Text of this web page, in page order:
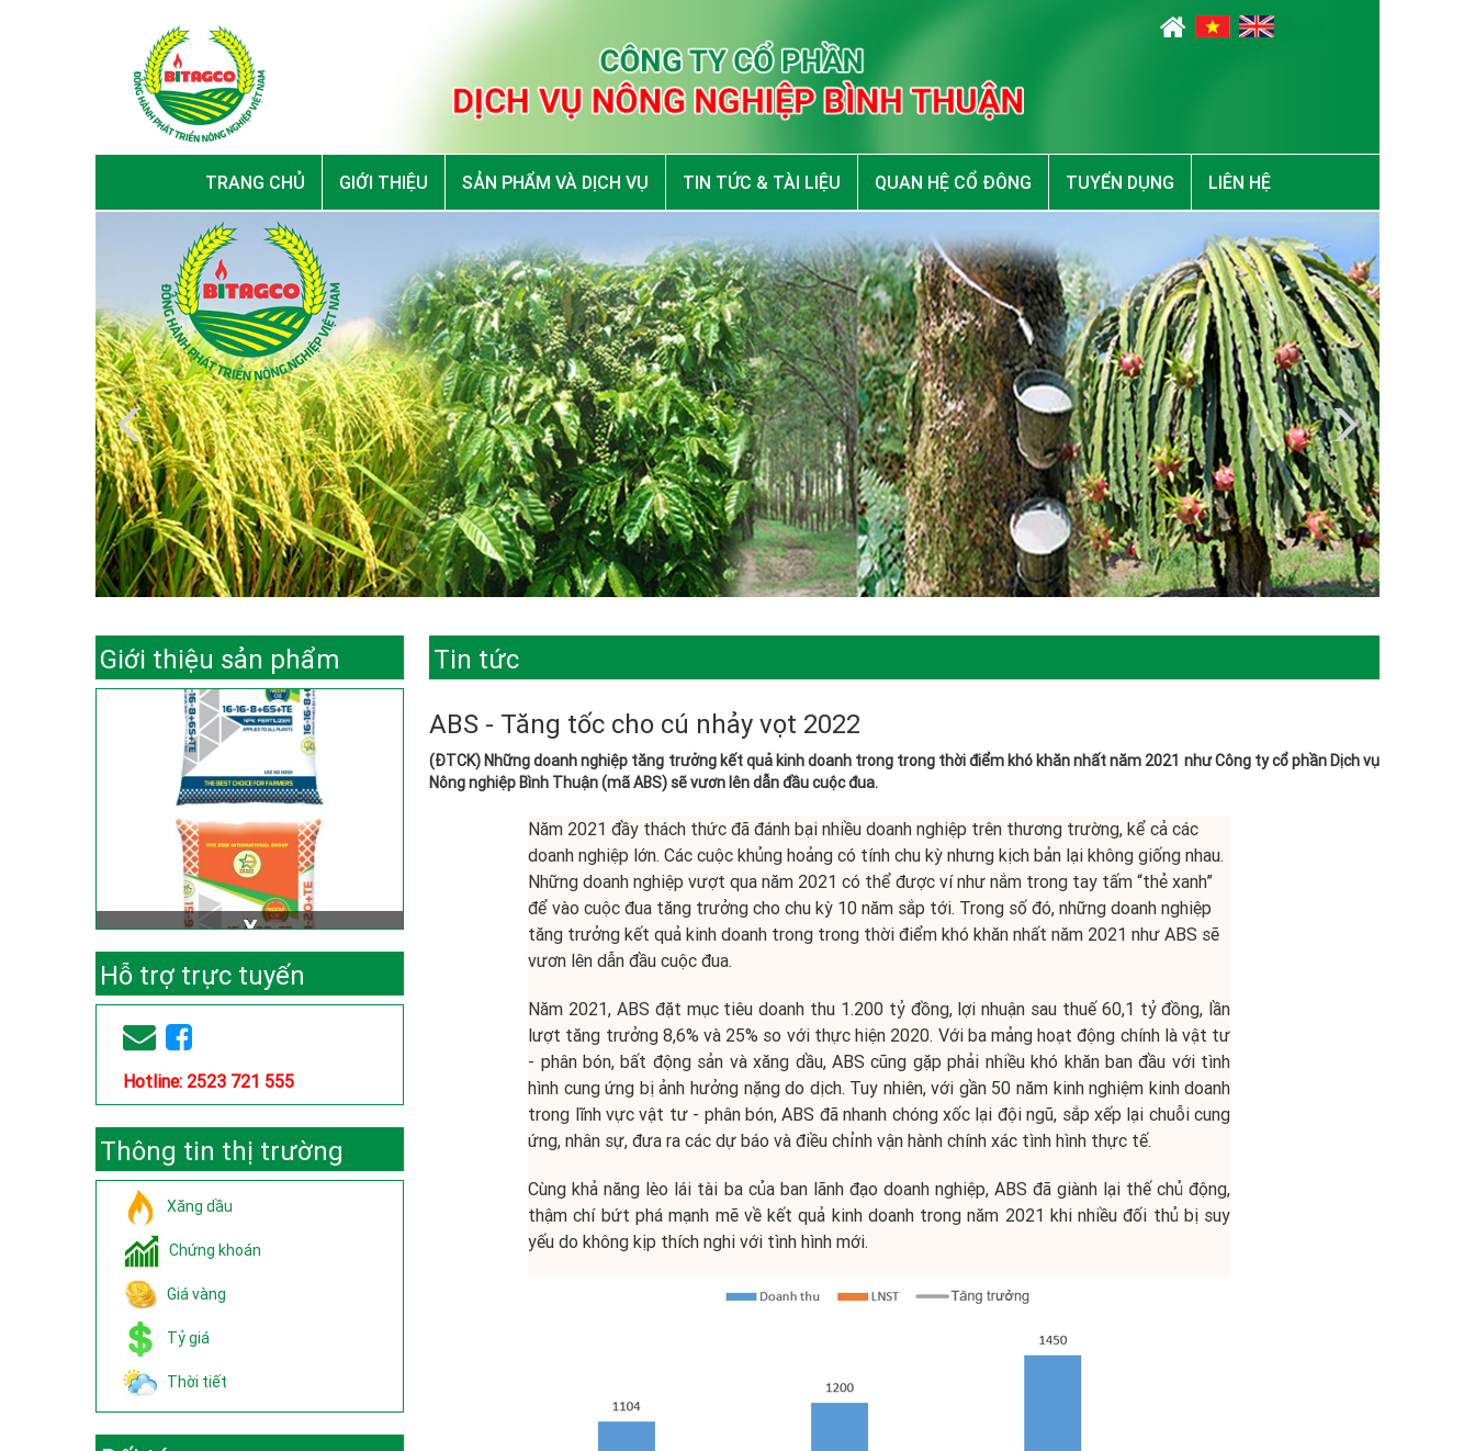
TRANG CHỦ GIỚI THIỆU SẢN PHẨM VÀ DỊCH VỤ TIN TỨC & TÀI LIỆU QUAN HỆ CỔ ĐÔNG TUYỂN DỤNG LIÊN HỆ
Giới thiệu sản phẩm
Hỗ trợ trực tuyến
Hotline: 2523 721 555
Thông tin thị trường
Xăng dầu
Chứng khoán
Giá vàng
Tỷ giá
Thời tiết
Tin tức
ABS - Tăng tốc cho cú nhảy vọt 2022
(ĐTCK) Những doanh nghiệp tăng trưởng kết quả kinh doanh trong trong thời điểm khó khăn nhất năm 2021 như Công ty cổ phần Dịch vụ
Nông nghiệp Bình Thuận (mã ABS) sẽ vươn lên dẫn đầu cuộc đua.
Năm 2021 đầy thách thức đã đánh bại nhiều doanh nghiệp trên thương trường, kể cả các
doanh nghiệp lớn. Các cuộc khủng hoảng có tính chu kỳ nhưng kịch bản lại không giống nhau.
Những doanh nghiệp vượt qua năm 2021 có thể được ví như nắm trong tay tấm “thẻ xanh”
để vào cuộc đua tăng trưởng cho chu kỳ 10 năm sắp tới. Trong số đó, những doanh nghiệp
tăng trưởng kết quả kinh doanh trong trong thời điểm khó khăn nhất năm 2021 như ABS sẽ
vươn lên dẫn đầu cuộc đua.
Năm 2021, ABS đặt mục tiêu doanh thu 1.200 tỷ đồng, lợi nhuận sau thuế 60,1 tỷ đồng, lần
lượt tăng trưởng 8,6% và 25% so với thực hiện 2020. Với ba mảng hoạt động chính là vật tư
- phân bón, bất động sản và xăng dầu, ABS cũng gặp phải nhiều khó khăn ban đầu với tình
hình cung ứng bị ảnh hưởng nặng do dịch. Tuy nhiên, với gần 50 năm kinh nghiệm kinh doanh
trong lĩnh vực vật tư - phân bón, ABS đã nhanh chóng xốc lại đội ngũ, sắp xếp lại chuỗi cung
ứng, nhân sự, đưa ra các dự báo và điều chỉnh vận hành chính xác tình hình thực tế.
Cùng khả năng lèo lái tài ba của ban lãnh đạo doanh nghiệp, ABS đã giành lại thế chủ động,
thậm chí bứt phá mạnh mẽ về kết quả kinh doanh trong năm 2021 khi nhiều đối thủ bị suy
yếu do không kịp thích nghi với tình hình mới.